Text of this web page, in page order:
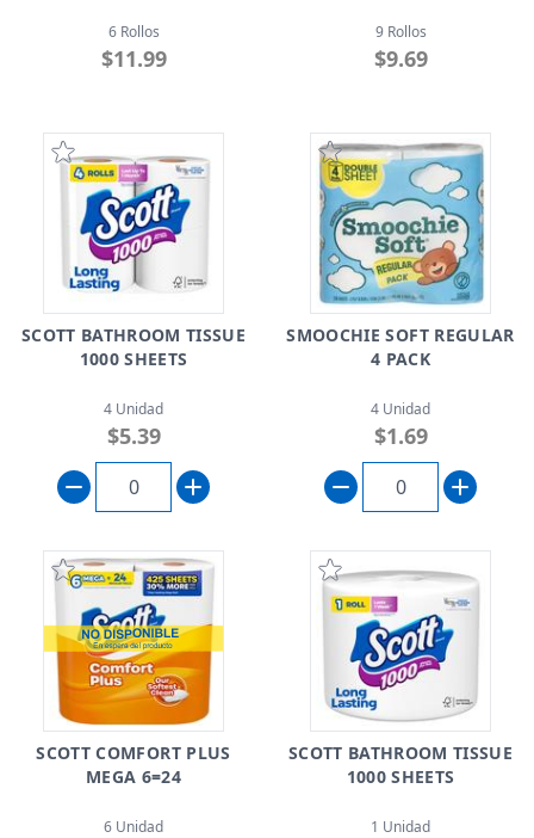
6 Rollos
$11.99
9 Rollos
$9.69
SCOTT BATHROOM TISSUE
1000 SHEETS
4 Unidad
$5.39
SMOOCHIE SOFT REGULAR
4 PACK
4 Unidad
$1.69
SCOTT COMFORT PLUS
MEGA 6=24
6 Unidad
SCOTT BATHROOM TISSUE
1000 SHEETS
1 Unidad